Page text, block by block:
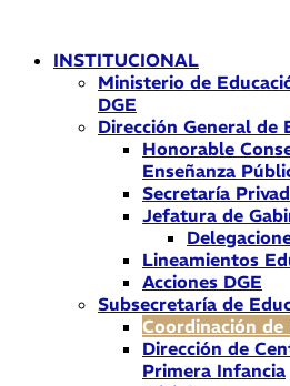
contenidoINSTITUCIONAL
Ministerio de
DGE
Dirección General de
Honorable
Enseñanza
Secretaría
Jefatura de
Lineamientos
Acciones DGE
Subsecretaría de
Coordinación
Dirección de
Primera Infancia